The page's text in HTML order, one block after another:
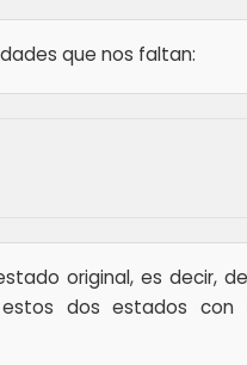
que nos faltan:
original, es decir,
dos estados con